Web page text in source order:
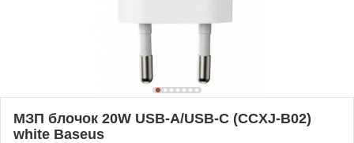
МЗП блочок 20W USB-A/USB-C (CCXJ-B02)
white Baseus